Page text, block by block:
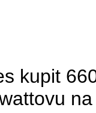
kupit